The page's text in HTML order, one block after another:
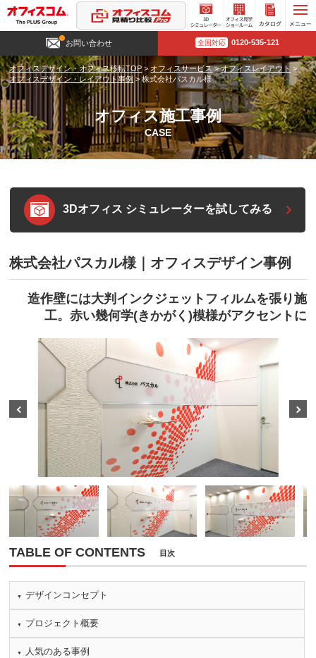
3D
シミュ
レータ
ー
オフィ
ス見学
ショー
ルーム
お問い合わせ 全国対応 0120-535-121
オフィスデザイン・オフィス移転TOP > オフィスサービス>オフィスレイアウト >
オフィスデザイン・レイアウト事例 >株式会社パスカル様
オフィス施工事例
CASE
3Dオフィス シミュレーターを試してみる
株式会社パスカル様｜オフィスデザイン事例
造作壁には大判インクジェットフィルムを張り施
工。赤い幾何学(きかがく)模様がアクセントに
TABLE OF CONTENTS 目次
デザインコンセプト
プロジェクト概要
人気のある事例